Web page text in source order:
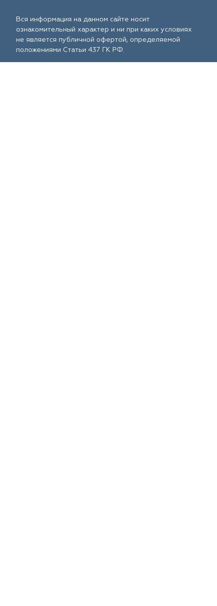
Вся информация на данном сайте носит
ознакомительный характер и ни при каких условиях
не является публичной офертой, определяемой
положениями Статьи 437 ГК РФ.